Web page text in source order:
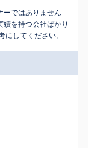
ーではありません
を持つ会社ばかり
してください。